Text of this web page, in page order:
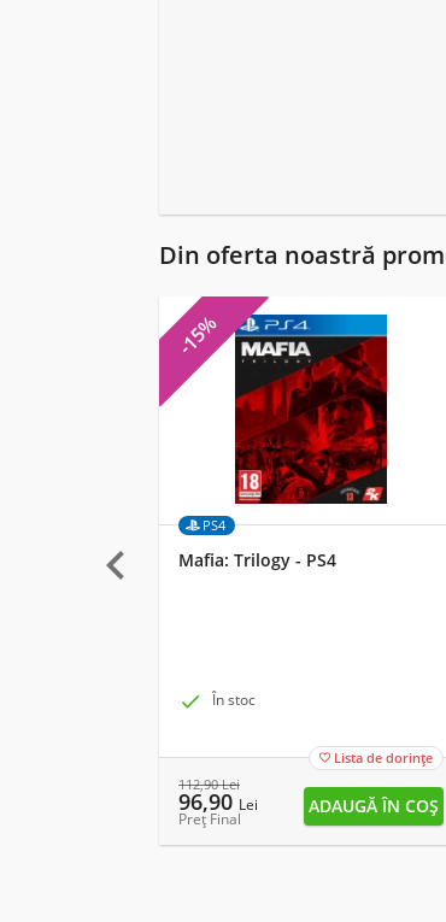
Din oferta noastră
-15%
PS4
Mafia: Trilogy - PS4
 În stoc
 Lista de dorințe
112,90Lei
96,90 Lei
Preț Final
